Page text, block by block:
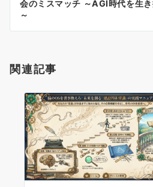
ン
会のミスマッチ ～AGI時代を生
～
関連記事